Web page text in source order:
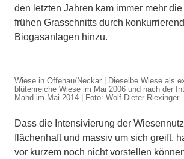
den letzten Jahren kam immer mehr
frühen Grasschnitts durch
Biogasanlagen hinzu.
Wiese in Offenau/Neckar | Dieselbe Wiese als
blütenreiche Wiese im Mai 2006 und nach der
Mahd im Mai 2014 | Foto: Wolf-Dieter Riexinger
Dass die Intensivierung der
flächenhaft und massiv um sich greift,
vor kurzem noch nicht vorstellen